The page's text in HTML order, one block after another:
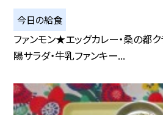
今日の給食
ファンモン★エッグカレー・桑の都ク
陽サラダ・牛乳ファンキー...